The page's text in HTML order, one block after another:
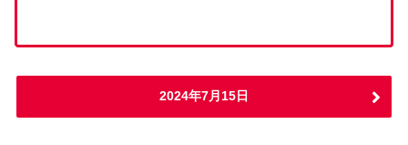
2024年7月15日